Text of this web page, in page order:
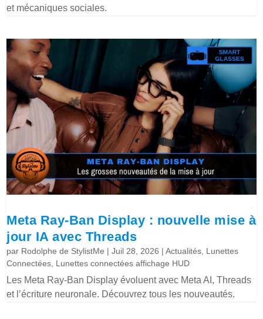
et mécaniques sociales.
Meta Ray-Ban Display : nouvelle mise à
jour IA avec Threads
par Rodolphe de StylistMe |Juil 28, 2026 |Actualités, Lunettes
Connectées, Lunettes connectées affichage HUD
Les Meta Ray-Ban Display évoluent avec Meta AI, Threads
et l’écriture neuronale. Découvrez tous les nouveautés.